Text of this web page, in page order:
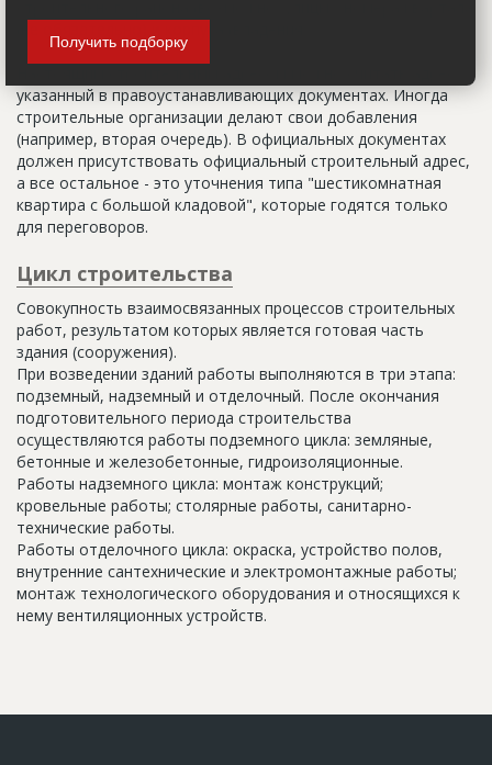
указанный в правоустанавливающих документах. Иногда
строительные организации делают свои добавления
(например, вторая очередь). В официальных документах
должен присутствовать официальный строительный адрес,
а все остальное - это уточнения типа "шестикомнатная
квартира с большой кладовой", которые годятся только
для переговоров.
Цикл строительства
Совокупность взаимосвязанных процессов строительных
работ, результатом которых является готовая часть
здания (сооружения).
При возведении зданий работы выполняются в три этапа:
подземный, надземный и отделочный. После окончания
подготовительного периода строительства
осуществляются работы подземного цикла: земляные,
бетонные и железобетонные, гидроизоляционные.
Работы надземного цикла: монтаж конструкций;
кровельные работы; столярные работы, санитарно-
технические работы.
Работы отделочного цикла: окраска, устройство полов,
внутренние сантехнические и электромонтажные работы;
монтаж технологического оборудования и относящихся к
нему вентиляционных устройств.
Получить подборку